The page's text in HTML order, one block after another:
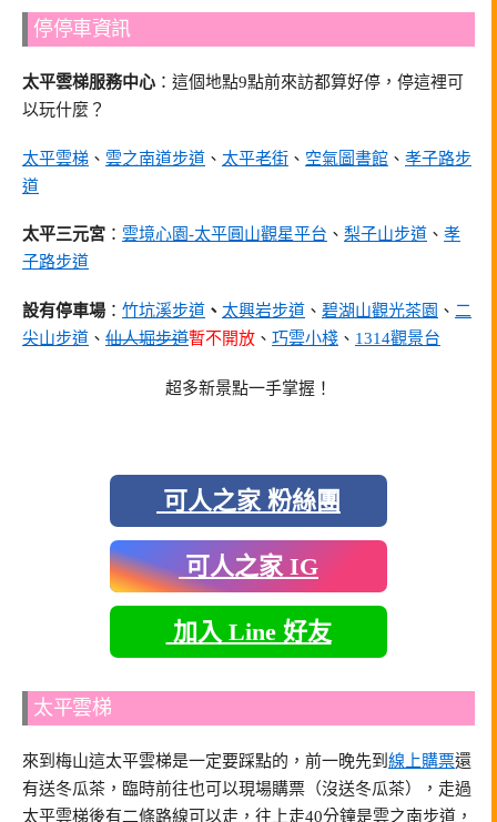
停停車資訊
太平雲梯服務中心 ：這個地點9點前來訪都算好停，停這裡可
以玩什麼？
太平雲梯 、 雲之南道步道 、 太平老街 、 空氣圖書館 、 孝子路步
道
太平三元宮 ： 雲境心園-太平圓山觀星平台 、 梨子山步道 、 孝
子路步道
設有停車場 ： 竹坑溪步道 、 太興岩步道 、 碧湖山觀光茶園 、 二
尖山步道 、 仙人堀步道暫不開放 、 巧雲小棧 、 1314觀景台
超多新景點一手掌握！
可人之家 粉絲團
可人之家 IG
加入 Line 好友
太平雲梯
來到梅山這太平雲梯是一定要踩點的，前一晚先到 線上購票還
有送冬瓜茶，臨時前往也可以現場購票（沒送冬瓜茶），走過
太平雲梯後有二條路線可以走，往上走40分鐘是雲之南步道，